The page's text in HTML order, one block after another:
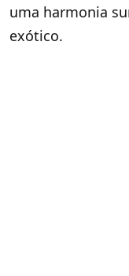
uma harmonia
exótico.